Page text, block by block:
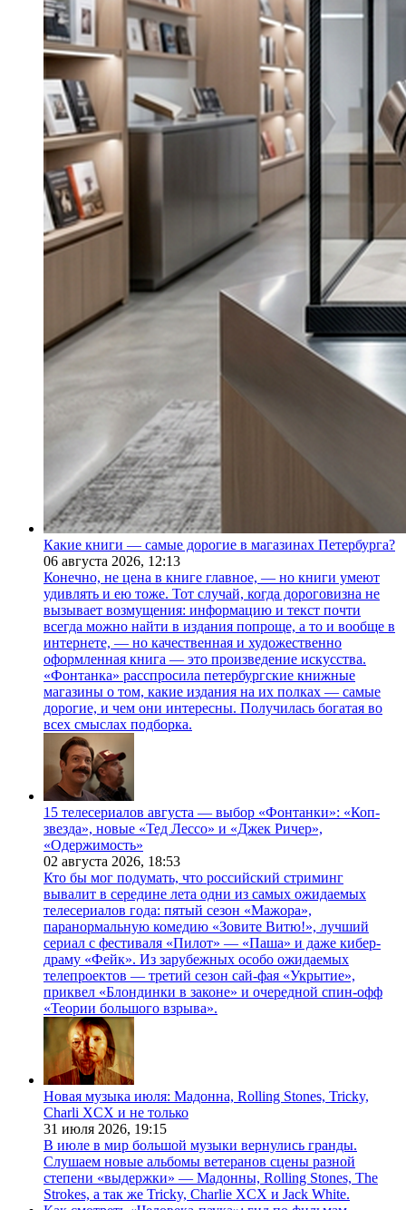
Какие книги — самые дорогие в магазинах Петербурга?
06 августа 2026, 12:13
Конечно, не цена в книге главное, — но книги умеют
удивлять и ею тоже. Тот случай, когда дороговизна не
вызывает возмущения: информацию и текст почти
всегда можно найти в издания попроще, а то и вообще в
интернете, — но качественная и художественно
оформленная книга — это произведение искусства.
«Фонтанка» расспросила петербургские книжные
магазины о том, какие издания на их полках — самые
дорогие, и чем они интересны. Получилась богатая во
всех смыслах подборка.
15 телесериалов августа — выбор «Фонтанки»: «Коп-
звезда», новые «Тед Лессо» и «Джек Ричер»,
«Одержимость»
02 августа 2026, 18:53
Кто бы мог подумать, что российский стриминг
вывалит в середине лета одни из самых ожидаемых
телесериалов года: пятый сезон «Мажора»,
паранормальную комедию «Зовите Витю!», лучший
сериал с фестиваля «Пилот» — «Паша» и даже кибер-
драму «Фейк». Из зарубежных особо ожидаемых
телепроектов — третий сезон сай-фая «Укрытие»,
приквел «Блондинки в законе» и очередной спин-офф
«Теории большого взрыва».
Новая музыка июля: Мадонна, Rolling Stones, Tricky,
Charli XCX и не только
31 июля 2026, 19:15
В июле в мир большой музыки вернулись гранды.
Слушаем новые альбомы ветеранов сцены разной
степени «выдержки» — Мадонны, Rolling Stones, The
Strokes, а так же Tricky, Charlie XCX и Jack White.